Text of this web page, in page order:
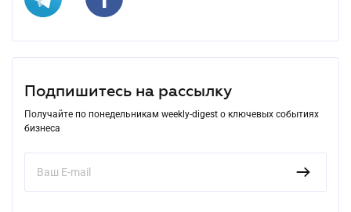
Подпишитесь на рассылку
Получайте по понедельникам weekly-digest о ключевых событиях
бизнеса